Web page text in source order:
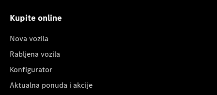
Kupite online
Nova vozila
Rabljena vozila
Konfigurator
Aktualna ponuda i akcije